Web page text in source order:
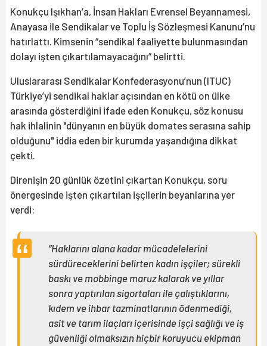
Konukçu Işıkhan’a, İnsan Hakları Evrensel Beyannamesi,
Anayasa ile Sendikalar ve Toplu İş Sözleşmesi Kanunu’nu
hatırlattı. Kimsenin “sendikal faaliyette bulunmasından
dolayı işten çıkartılamayacağını” belirtti.
Uluslararası Sendikalar Konfederasyonu’nun (ITUC)
Türkiye’yi sendikal haklar açısından en kötü on ülke
arasında gösterdiğini ifade eden Konukçu, söz konusu
hak ihlalinin "dünyanın en büyük domates serasına sahip
olduğunu" iddia eden bir kurumda yaşandığına dikkat
çekti.
Direnişin 20 günlük özetini çıkartan Konukçu, soru
önergesinde işten çıkartılan işçilerin beyanlarına yer
verdi:
“Haklarını alana kadar mücadelelerini
sürdüreceklerini belirten kadın işçiler; sürekli
baskı ve mobbinge maruz kalarak ve yıllar
sonra yaptırılan sigortaları ile çalıştıklarını,
kıdem ve ihbar tazminatlarının ödenmediği,
asit ve tarım ilaçları içerisinde işçi sağlığı ve iş
güvenliği olmaksızın hiçbir koruyucu ekipman